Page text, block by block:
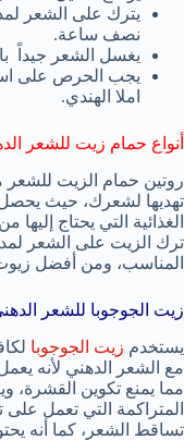
يترك على الشعر
نصف ساعة.
يغسل الشعر جيداً
يجب الحرص على
املا الهندي.
أنواع حمام زيت للشعر
روتين حمام الزيت للشعر
تهديها لشعرك، حيث
الغذائية التي يحتاج
ترك الزيت على الشعر
المناسب، ومن أفضل
زيت الجوجوبا للشعر
يستخدم زيت الجوجوبا
مع الشعر الدهني لأنه
مما يمنع تكوين القشرة،
المتراكمة التي تعمل
تساقط الشعر، كما أنه